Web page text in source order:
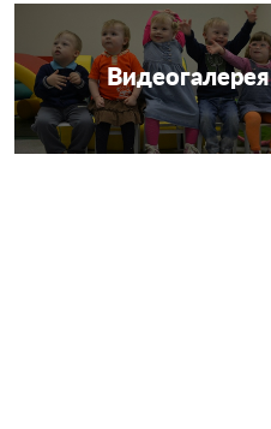
Видеогалерея